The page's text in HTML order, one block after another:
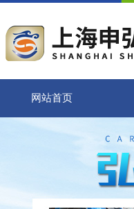
网站首页